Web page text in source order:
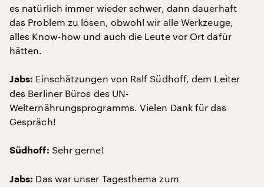
es natürlich immer wieder schwer, dann dauerhaft
das Problem zu lösen, obwohl wir alle Werkzeuge,
alles Know-how und auch die Leute vor Ort dafür
hätten.
Jabs: Einschätzungen von Ralf Südhoff, dem Leiter
des Berliner Büros des UN-
Welternährungsprogramms. Vielen Dank für das
Gespräch!
Südhoff: Sehr gerne!
Jabs: Das war unser Tagesthema zum